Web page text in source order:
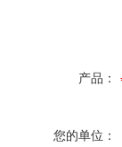
产品：
您的单位：